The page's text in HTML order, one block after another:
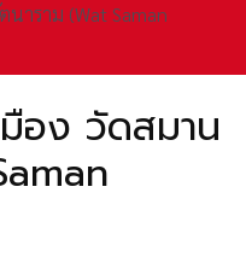
นาราม (Wat Saman
มือง วัดสมาน